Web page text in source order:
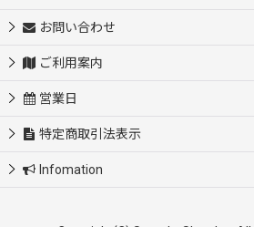
お問い合わせ
ご利用案内
営業日
特定商取引法表示
Infomation